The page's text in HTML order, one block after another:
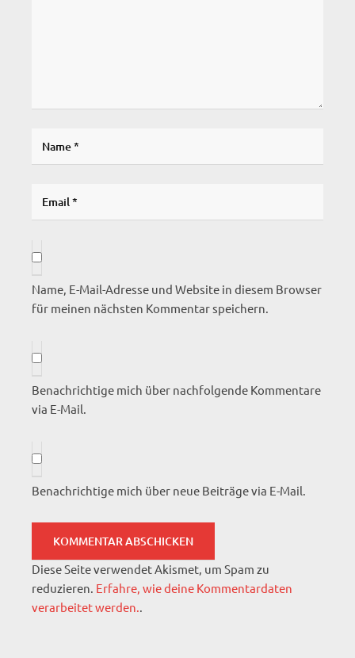
Name, E-Mail-Adresse und Website in diesem Browser
für meinen nächsten Kommentar speichern.
Benachrichtige mich über nachfolgende Kommentare
via E-Mail.
Benachrichtige mich über neue Beiträge via E-Mail.
Diese Seite verwendet Akismet, um Spam zu
reduzieren. Erfahre, wie deine Kommentardaten
verarbeitet werden.